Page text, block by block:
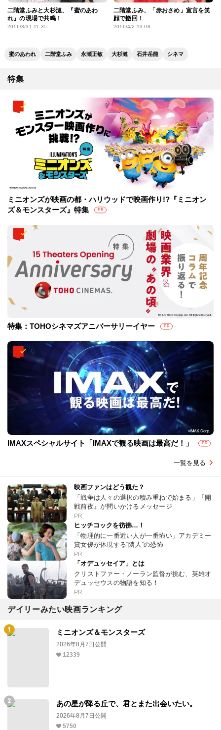
二階堂ふみと大杉漣、『蜜のあわ
れ』の現場で共鳴！
2016/3/31 11:35
二階堂ふみ、「赤おさめ」宣言を笑
顔で撤回！
2016/4/2 13:08
蜜のあわれ 二階堂ふみ 永瀬正敏 大杉漣 石井岳龍 シネマ
特集
ミニオンズが映画の都・ハリウッドで映画作り!?『ミニオン
ズ＆モンスターズ』特集
PR
特集：TOHOシネマズアニバーサリーイヤー PR
IMAXスペシャルサイト「IMAXで観る映画は最高だ！」 PR
一覧を見る
映画ファンはどう観た？
「戦争は人々の選択の積み重ねで始まる」『開
戦前夜』が問いかけるメッセージ
PR
ヒッチコックを彷彿…！
「物理的に一番近い人が一番怖い」アカデミー
賞女優が体現する“隣人”の恐怖
PR
「オデュッセイア」とは
クリストファー・ノーラン監督が挑む、英雄オ
デュッセウスの物語を知る！
PR
デイリーみたい映画ランキング
ミニオンズ＆モンスターズ
2026年8月7日公開
12339
あの星が降る丘で、君とまた出会いたい。
2026年8月7日公開
5750